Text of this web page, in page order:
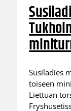
Susiladies
toiseen
Liettuan